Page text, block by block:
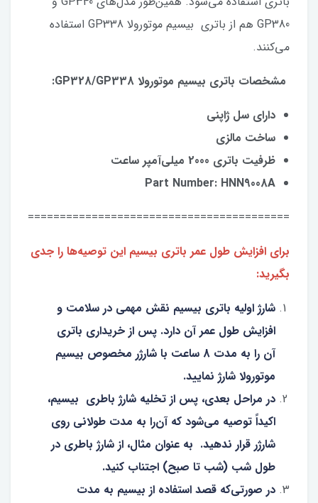
GP380 هم از باتری بیسیم موتورولا GP338 استفاده
می‌کنند.
مشخصات باتری بیسیم موتورولا GP328/GP338:
دارای سل ژاپنی
ساخت مالزی
ظرفیت باتری 2000 میلی‌آمپر ساعت
Part Number: HNN9008A
برای افزایش طول عمر باتری بیسیم این توصیه‌ها را جدی
بگیرید:
شارژ اولیه باتری بیسیم نقش مهمی در سلامت و
افزایش طول عمر آن دارد. پس از خریداری باتری
آن را به مدت 8 ساعت با شارژر مخصوص بیسیم
موتورولا شارژ نمایید.
در مراحل بعدی، پس از تخلیه شارژ باطری بیسیم،
اکیداً توصیه می‌شود که آن‌را به مدت طولانی روی
شارژر قرار ندهید. به عنوان مثال، از شارژ باطری در
طول شب (شب تا صبح) اجتناب کنید.
در صورتی‌که قصد استفاده از بیسیم به مدت